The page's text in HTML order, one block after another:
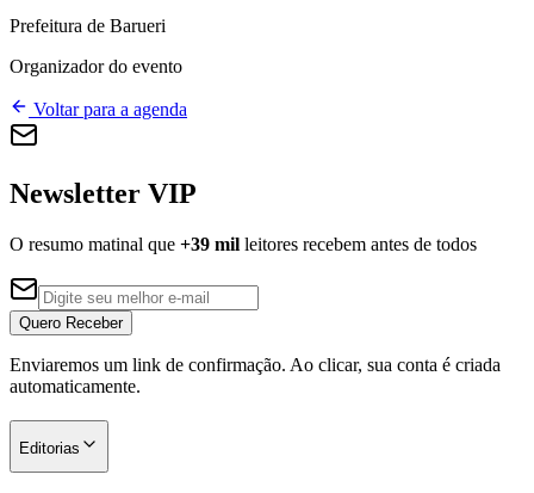
Prefeitura de Barueri
Organizador do evento
Voltar para a agenda
Newsletter VIP
O resumo matinal que +39 mil leitores recebem antes de todos
Quero Receber
Enviaremos um link de confirmação. Ao clicar, sua conta é criada
automaticamente.
Editorias